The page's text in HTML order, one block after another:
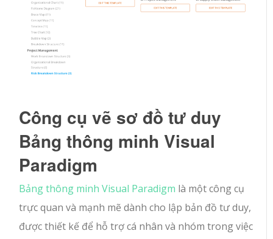
Công cụ vẽ sơ đồ tư duy
Bảng thông minh Visual
Paradigm
Bảng thông minh Visual Paradigm là một công cụ
trực quan và mạnh mẽ dành cho lập bản đồ tư duy,
được thiết kế để hỗ trợ cá nhân và nhóm trong việc